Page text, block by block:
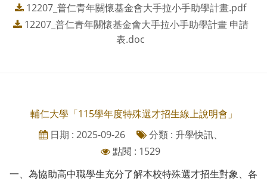
12207_普仁青年關懷基金會大手拉小手助學計畫.pdf
12207_普仁青年關懷基金會大手拉小手助學計畫 申請
表.doc
輔仁大學「115學年度特殊選才招生線上說明會」
日期 : 2025-09-26
分類 : 升學快訊、
點閱 : 1529
一、為協助高中職學生充分了解本校特殊選才招生對象、各